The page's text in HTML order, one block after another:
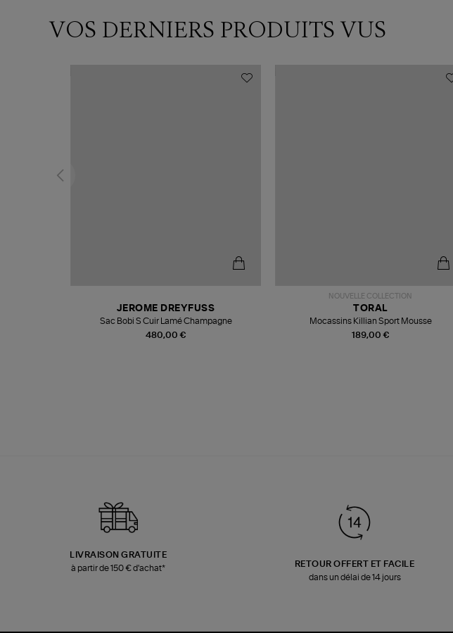
VOS DERNIERS PRODUITS VUS
480,00 €
JEROME DREYFUSS
Sac Bobi S Cuir Lamé Champagne
NOUVELLE COLLECTION
189,00 €
TORAL
Mocassins Killian Sport Mousse
LIVRAISON GRATUITE
à partir de 150 € d'achat*
RETOUR OFFERT ET FACILE
dans un délai de 14 jours